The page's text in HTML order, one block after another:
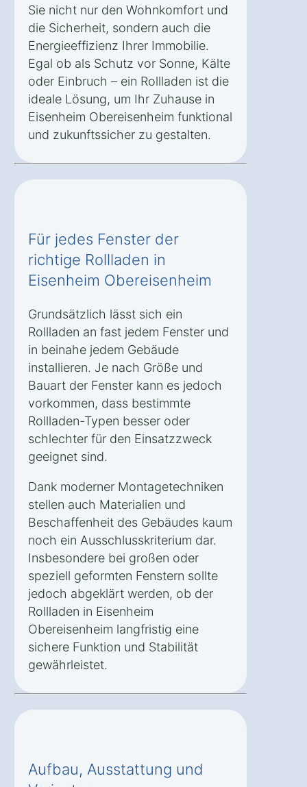
Sie nicht nur den Wohnkomfort und
die Sicherheit, sondern auch die
Energieeffizienz Ihrer Immobilie.
Egal ob als Schutz vor Sonne, Kälte
oder Einbruch – ein Rollladen ist die
ideale Lösung, um Ihr Zuhause in
Eisenheim Obereisenheim funktional
und zukunftssicher zu gestalten.
Für jedes Fenster der
richtige Rollladen in
Eisenheim Obereisenheim
Grundsätzlich lässt sich ein
Rollladen an fast jedem Fenster und
in beinahe jedem Gebäude
installieren. Je nach Größe und
Bauart der Fenster kann es jedoch
vorkommen, dass bestimmte
Rollladen-Typen besser oder
schlechter für den Einsatzzweck
geeignet sind.
Dank moderner Montagetechniken
stellen auch Materialien und
Beschaffenheit des Gebäudes kaum
noch ein Ausschlusskriterium dar.
Insbesondere bei großen oder
speziell geformten Fenstern sollte
jedoch abgeklärt werden, ob der
Rollladen in Eisenheim
Obereisenheim langfristig eine
sichere Funktion und Stabilität
gewährleistet.
Aufbau, Ausstattung und